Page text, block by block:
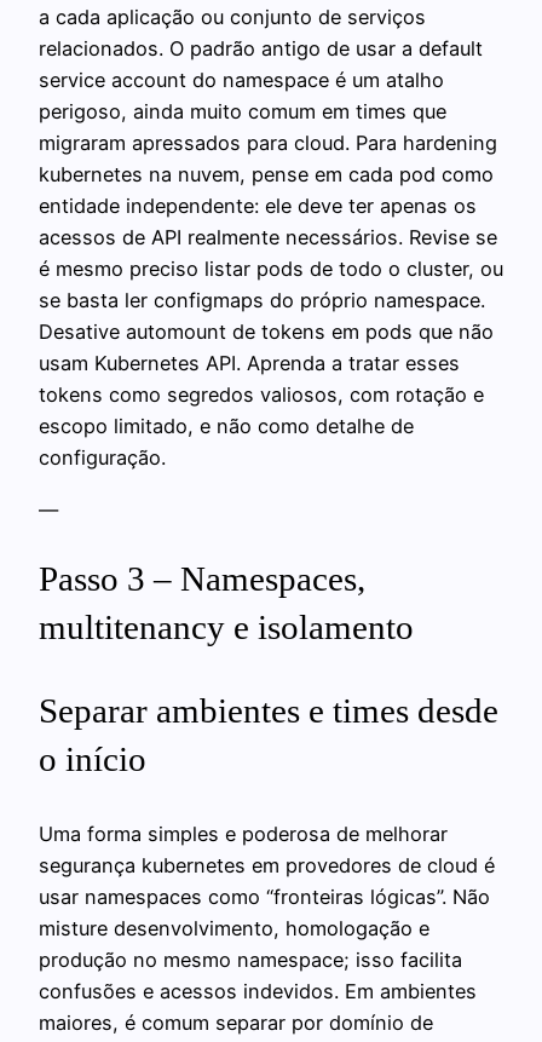
a cada aplicação ou conjunto de serviços
relacionados. O padrão antigo de usar a default
service account do namespace é um atalho
perigoso, ainda muito comum em times que
migraram apressados para cloud. Para hardening
kubernetes na nuvem, pense em cada pod como
entidade independente: ele deve ter apenas os
acessos de API realmente necessários. Revise se
é mesmo preciso listar pods de todo o cluster, ou
se basta ler configmaps do próprio namespace.
Desative automount de tokens em pods que não
usam Kubernetes API. Aprenda a tratar esses
tokens como segredos valiosos, com rotação e
escopo limitado, e não como detalhe de
configuração.
—
Passo 3 – Namespaces,
multitenancy e isolamento
Separar ambientes e times desde
o início
Uma forma simples e poderosa de melhorar
segurança kubernetes em provedores de cloud é
usar namespaces como “fronteiras lógicas”. Não
misture desenvolvimento, homologação e
produção no mesmo namespace; isso facilita
confusões e acessos indevidos. Em ambientes
maiores, é comum separar por domínio de